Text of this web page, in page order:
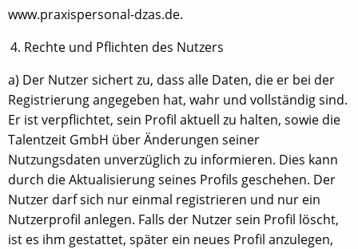
www.praxispersonal-dzas.de.
Rechte und Pflichten des Nutzers
a) Der Nutzer sichert zu, dass alle Daten, die er bei der
Registrierung angegeben hat, wahr und vollständig sind.
Er ist verpflichtet, sein Profil aktuell zu halten, sowie die
Talentzeit GmbH über Änderungen seiner
Nutzungsdaten unverzüglich zu informieren. Dies kann
durch die Aktualisierung seines Profils geschehen. Der
Nutzer darf sich nur einmal registrieren und nur ein
Nutzerprofil anlegen. Falls der Nutzer sein Profil löscht,
ist es ihm gestattet, später ein neues Profil anzulegen,